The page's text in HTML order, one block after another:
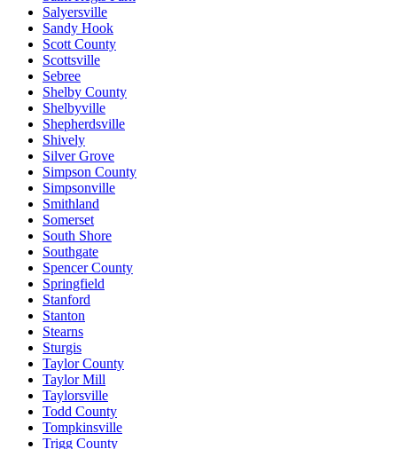
Salyersville
Sandy Hook
Scott County
Scottsville
Sebree
Shelby County
Shelbyville
Shepherdsville
Shively
Silver Grove
Simpson County
Simpsonville
Smithland
Somerset
South Shore
Southgate
Spencer County
Springfield
Stanford
Stanton
Stearns
Sturgis
Taylor County
Taylor Mill
Taylorsville
Todd County
Tompkinsville
Trigg County